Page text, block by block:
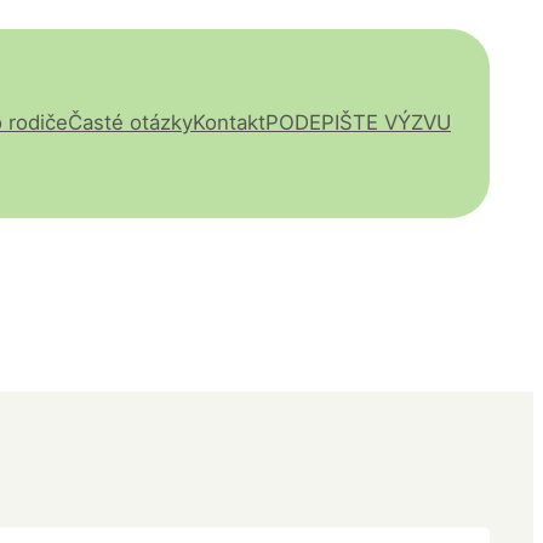
rodičeČasté otázkyKontaktPODEPIŠTE VÝZVU